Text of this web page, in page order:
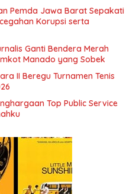
Pemda Jawa Barat Sepakati
Korupsi serta
Ganti Bendera Merah
Manado yang Sobek
II Beregu Turnamen Tenis
Top Public Service